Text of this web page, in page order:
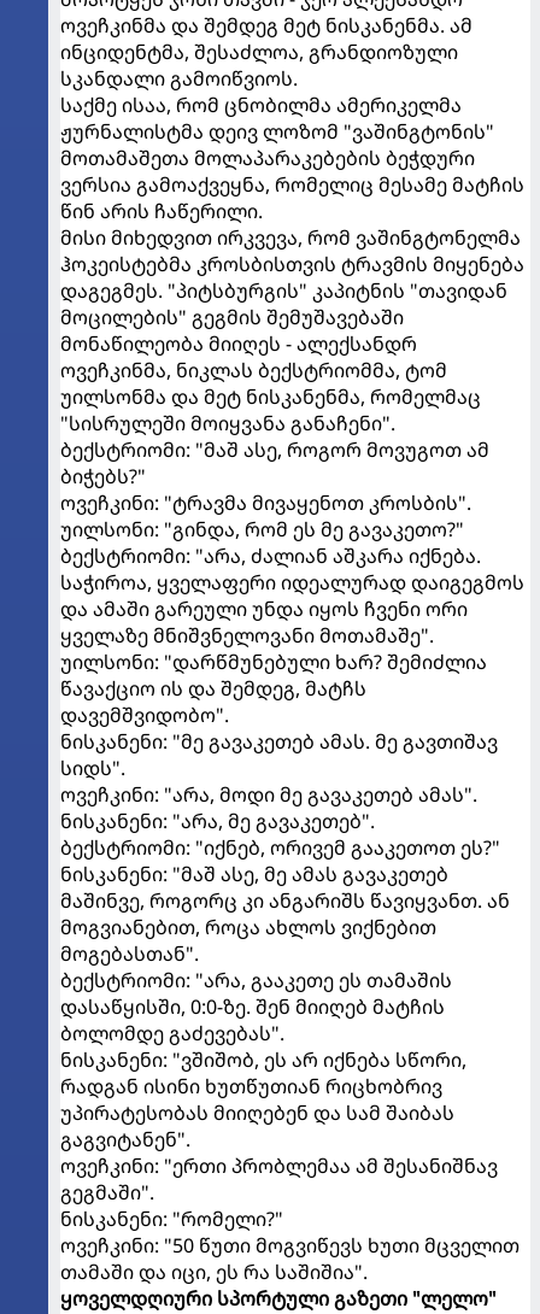
ოვეჩკინმა და შემდეგ მეტ ნისკანენმა. ამ
ინციდენტმა, შესაძლოა, გრანდიოზული
სკანდალი გამოიწვიოს.
საქმე ისაა, რომ ცნობილმა ამერიკელმა
ჟურნალისტმა დეივ ლოზომ "ვაშინგტონის"
მოთამაშეთა მოლაპარაკებების ბეჭდური
ვერსია გამოაქვეყნა, რომელიც მესამე მატჩის
წინ არის ჩაწერილი.
მისი მიხედვით ირკვევა, რომ ვაშინგტონელმა
ჰოკეისტებმა კროსბისთვის ტრავმის მიყენება
დაგეგმეს. "პიტსბურგის" კაპიტნის "თავიდან
მოცილების" გეგმის შემუშავებაში
მონაწილეობა მიიღეს - ალექსანდრ
ოვეჩკინმა, ნიკლას ბექსტრიომმა, ტომ
უილსონმა და მეტ ნისკანენმა, რომელმაც
"სისრულეში მოიყვანა განაჩენი".
ბექსტრიომი: "მაშ ასე, როგორ მოვუგოთ ამ
ბიჭებს?"
ოვეჩკინი: "ტრავმა მივაყენოთ კროსბის".
უილსონი: "გინდა, რომ ეს მე გავაკეთო?"
ბექსტრიომი: "არა, ძალიან აშკარა იქნება.
საჭიროა, ყველაფერი იდეალურად დაიგეგმოს
და ამაში გარეული უნდა იყოს ჩვენი ორი
ყველაზე მნიშვნელოვანი მოთამაშე".
უილსონი: "დარწმუნებული ხარ? შემიძლია
წავაქციო ის და შემდეგ, მატჩს
დავემშვიდობო".
ნისკანენი: "მე გავაკეთებ ამას. მე გავთიშავ
სიდს".
ოვეჩკინი: "არა, მოდი მე გავაკეთებ ამას".
ნისკანენი: "არა, მე გავაკეთებ".
ბექსტრიომი: "იქნებ, ორივემ გააკეთოთ ეს?"
ნისკანენი: "მაშ ასე, მე ამას გავაკეთებ
მაშინვე, როგორც კი ანგარიშს წავიყვანთ. ან
მოგვიანებით, როცა ახლოს ვიქნებით
მოგებასთან".
ბექსტრიომი: "არა, გააკეთე ეს თამაშის
დასაწყისში, 0:0-ზე. შენ მიიღებ მატჩის
ბოლომდე გაძევებას".
ნისკანენი: "ვშიშობ, ეს არ იქნება სწორი,
რადგან ისინი ხუთწუთიან რიცხობრივ
უპირატესობას მიიღებენ და სამ შაიბას
გაგვიტანენ".
ოვეჩკინი: "ერთი პრობლემაა ამ შესანიშნავ
გეგმაში".
ნისკანენი: "რომელი?"
ოვეჩკინი: "50 წუთი მოგვიწევს ხუთი მცველით
თამაში და იცი, ეს რა საშიშია".
ყოველდღიური სპორტული გაზეთი "ლელო"